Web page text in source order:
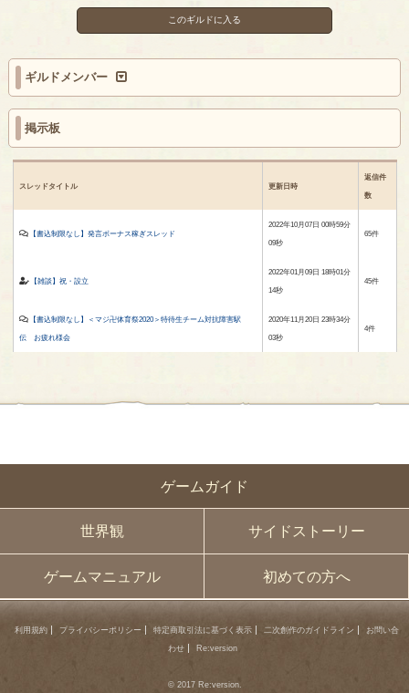
ゲームガイド
世界観 サイドストーリー
ゲームマニュアル 初めての方へ
このギルドに入る
ギルドメンバー
掲示板
スレッドタイトル 更新日時
返信件
数
【書込制限なし】発言ボーナス稼ぎスレッド
2022年10月07日 00時59分
09秒
65件
【雑談】祝・設立
2022年01月09日 18時01分
14秒
45件
【書込制限なし】＜マジ卍体育祭2020＞特待生チーム対抗障害駅
伝 お疲れ様会
2020年11月20日 23時34分
03秒
4件
利用規約 プライバシーポリシー 特定商取引法に基づく表示 二次創作のガイドライン
お問い合
わせ
Re:version
© 2017 Re:version.